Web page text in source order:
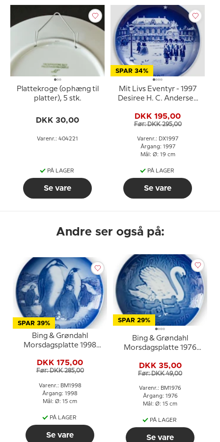
Plattekroge (ophæng til
platter), 5 stk.
DKK 30,00
Varenr.: 404221
PÅ LAGER
Se vare
SPAR 34%
Mit Livs Eventyr - 1997
Desiree H. C. Andersen
DKK 195,00
Før: DKK 295,00
Varenr.: DX1997
Årgang: 1997
Mål: Ø: 19 cm
PÅ LAGER
Se vare
Andre ser også på:
SPAR 39%
Bing & Grøndahl
Morsdagsplatte 1998
DKK 175,00
Før: DKK 285,00
Varenr.: BM1998
Årgang: 1998
Mål: Ø: 15 cm
PÅ LAGER
Se vare
SPAR 29%
Bing & Grøndahl
Morsdagsplatte 1976
DKK 35,00
Før: DKK 49,00
Varenr.: BM1976
Årgang: 1976
Mål: Ø: 15 cm
PÅ LAGER
Se vare